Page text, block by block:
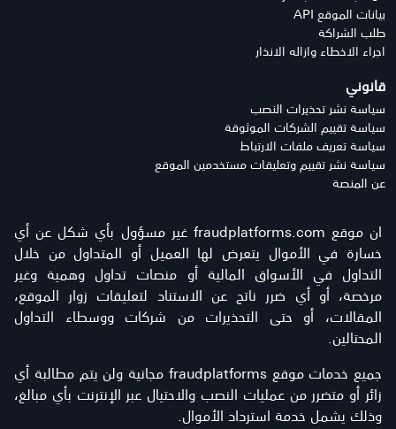
بيانات الموقع API
طلب الشراكة
اجراء الاخطاء وازاله الانذار
قانوني
سياسة نشر تحذيرات النصب
سياسة تقييم الشركات الموثوقة
سياسة تعريف ملفات الارتباط
سياسة نشر تقييم وتعليقات مستخدمين الموقع
عن المنصة
ان موقع fraudplatforms.com غير مسؤول بأي شكل عن أي
خسارة في الأموال يتعرض لها العميل أو المتداول من خلال
التداول في الأسواق المالية أو منصات تداول وهمية وغير
مرخصة، أو أي ضرر ناتج عن الاستناد لتعليقات زوار الموقع،
المقالات، أو حتى التحذيرات من شركات ووسطاء التداول
المحتالين.
جميع خدمات موقع fraudplatforms مجانية ولن يتم مطالبة أي
زائر أو متضرر من عمليات النصب والاحتيال عبر الإنترنت بأي مبالغ،
وذلك يشمل خدمة استرداد الأموال.